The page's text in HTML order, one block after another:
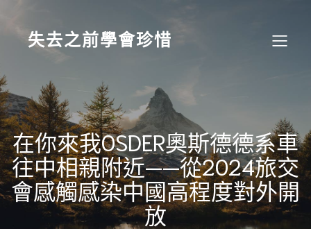
content
失去之前學會珍惜
在你來我OSDER奧斯德德系車
往中相親附近——從2024旅交
會感觸感染中國高程度對外開
放